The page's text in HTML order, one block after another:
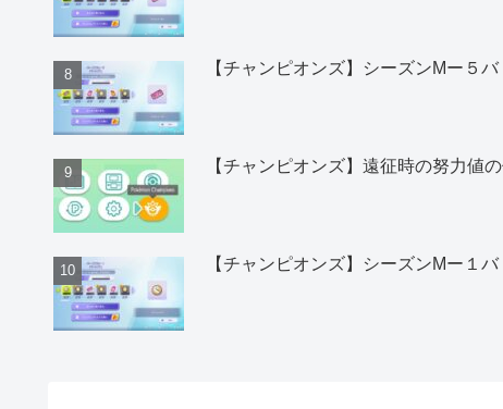
【チャンピオンズ】シーズンMー５
【チャンピオンズ】遠征時の努力値
【チャンピオンズ】シーズンMー１